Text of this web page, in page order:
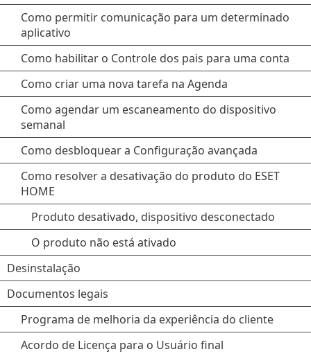
Como permitir comunicação para um determinado
aplicativo
Como habilitar o Controle dos pais para uma conta
Como criar uma nova tarefa na Agenda
Como agendar um escaneamento do dispositivo
semanal
Como desbloquear a Configuração avançada
Como resolver a desativação do produto do ESET
HOME
Produto desativado, dispositivo desconectado
O produto não está ativado
Desinstalação
Documentos legais
Programa de melhoria da experiência do cliente
Acordo de Licença para o Usuário final